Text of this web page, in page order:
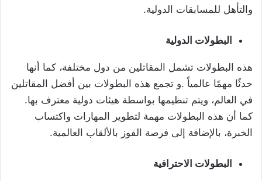
والتأهل للمسابقات الدولية.
البطولات الدولية
هذه البطولات تشمل المقاتلين من دول مختلفة، كما أنها
حدثًا مهمًا عالمياً .و تجمع هذه البطولات بين أفضل المقاتلين
في العالم، ويتم تنظيمها بواسطة هيئات دولية معترف بها.
كما أن هذه البطولات مهمة لتطوير المهارات واكتساب
الخبرة، بالإضافة إلى فرصة الفوز بالألقاب العالمية.
البطولات الاحترافية